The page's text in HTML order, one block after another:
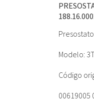
Modelo:
Código
00619005